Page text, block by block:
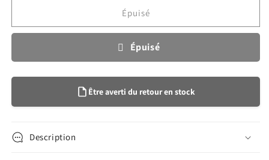
PENG/BIRDB
Épuisé
Épuisé
Être averti du retour en stock
Description